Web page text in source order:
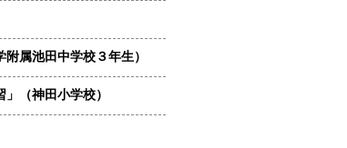
属池田中学校３年生）
（神田小学校）